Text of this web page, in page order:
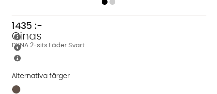
DYNA 2-sits Läder Svart
Cinas
1435 :-
Alternativa färger
Finns även i dessa färger: